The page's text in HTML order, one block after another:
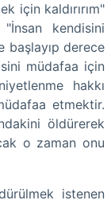
için kaldırırım"
kendisini
başlayıp derece
müdafaa için
hakkı
etmektir.
öldürerek
o zaman onu
istenen